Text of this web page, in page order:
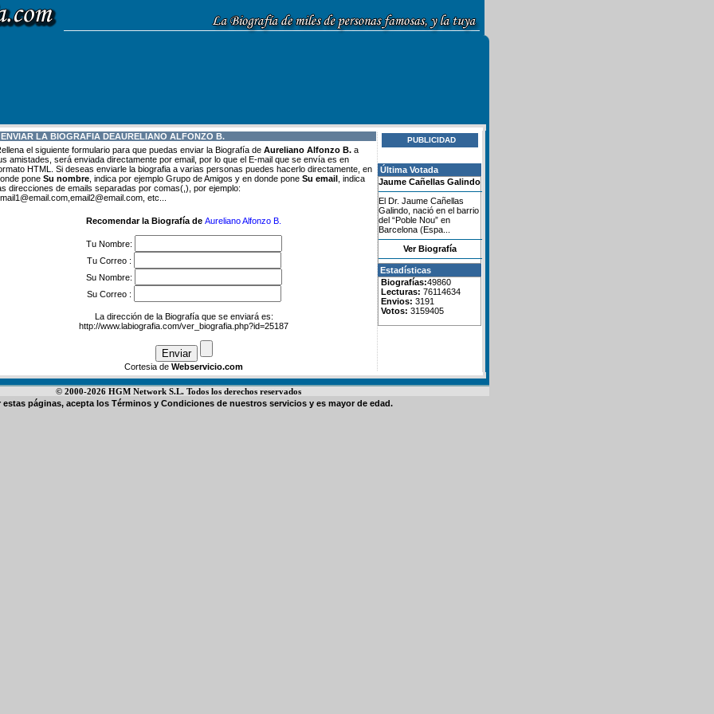
LA BIOGRAFIA DEAURELIANO ALFONZO B.
el siguiente formulario para que puedas enviar la Biografía de Aureliano Alfonzo B. a
amistades, será enviada directamente por email, por lo que el E-mail que se envía es en
HTML. Si deseas enviarle la biografia a varias personas puedes hacerlo directamente, en
pone Su nombre , indica por ejemplo Grupo de Amigos y en donde pone Su email , indica
direcciones de emails separadas por comas(,), por ejemplo:
etc...
Recomendar la Biografía de Aureliano Alfonzo B.
Tu Nombre:
Tu Correo :
Su Nombre:
Su Correo :
La dirección de la Biografía que se enviará es:
http://www.labiografia.com/ver_biografia.php?id=25187
Cortesia de Webservicio.com
PUBLICIDAD
Última Votada
Jaume Cañellas Galindo
El Dr. Jaume Cañellas
Galindo, nació en el barrio
del “Poble Nou” en
Barcelona (Espa...
Ver Biografía
Estadísticas
Biografías:49860
Lecturas: 76114634
Envios: 3191
Votos: 3159405
© 2000-2026 HGM Network S.L. Todos los derechos reservados
estas páginas, acepta los Términos y Condiciones de nuestros servicios y es mayor de edad.